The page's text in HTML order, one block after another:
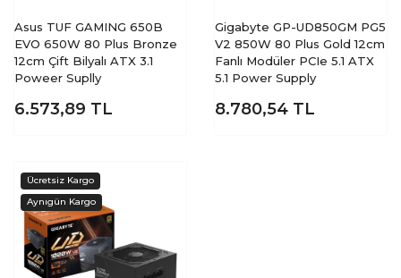
Asus TUF GAMING 650B
EVO 650W 80 Plus Bronze
12cm Çift Bilyalı ATX 3.1
Poweer Suplly
6.573,89 TL
Gigabyte GP-UD850GM PG5
V2 850W 80 Plus Gold 12cm
Fanlı Modüler PCIe 5.1 ATX
5.1 Power Supply
8.780,54 TL